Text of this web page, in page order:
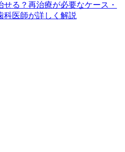
る？再治療が必要なケース・
科医師が詳しく解説